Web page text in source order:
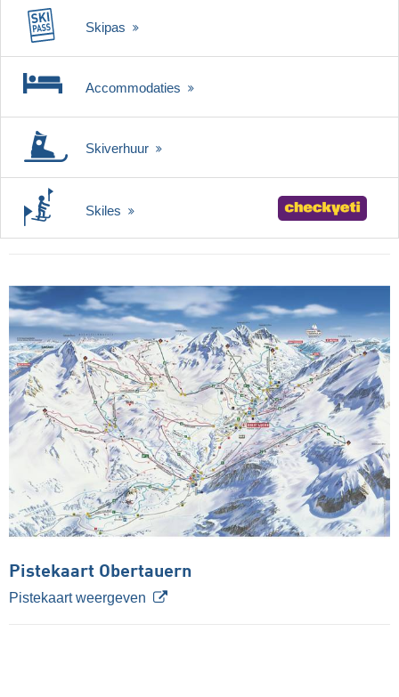
Skipas
Accommodaties
Skiverhuur
Skiles
Pistekaart Obertauern
Pistekaart weergeven